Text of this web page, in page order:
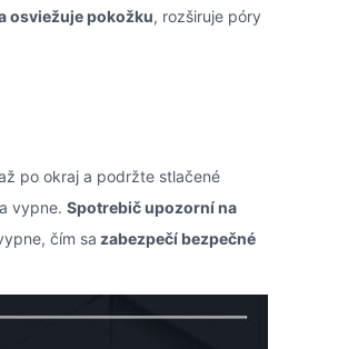
osviežuje pokožku, rozširuje póry
po okraj a podržte stlačené
vypne. Spotrebič upozorní na
čím sa zabezpečí bezpečné